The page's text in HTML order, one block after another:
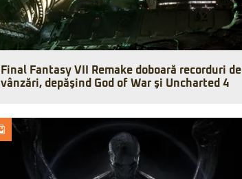
Final Fantasy VII Remake doboară recorduri de
vânzări, depăşind God of War şi Uncharted 4